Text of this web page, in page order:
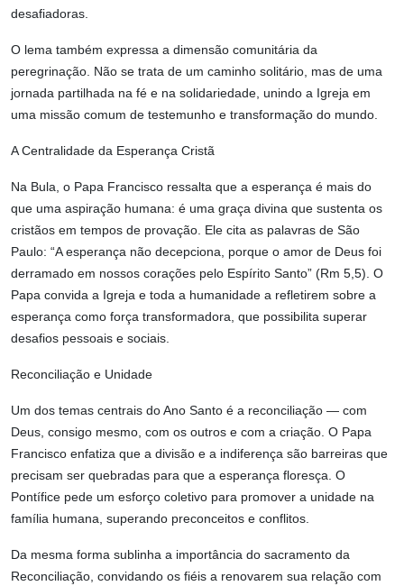
desafiadoras.
O lema também expressa a dimensão comunitária da
peregrinação. Não se trata de um caminho solitário, mas de uma
jornada partilhada na fé e na solidariedade, unindo a Igreja em
uma missão comum de testemunho e transformação do mundo.
A Centralidade da Esperança Cristã
Na Bula, o Papa Francisco ressalta que a esperança é mais do
que uma aspiração humana: é uma graça divina que sustenta os
cristãos em tempos de provação. Ele cita as palavras de São
Paulo: “A esperança não decepciona, porque o amor de Deus foi
derramado em nossos corações pelo Espírito Santo” (Rm 5,5). O
Papa convida a Igreja e toda a humanidade a refletirem sobre a
esperança como força transformadora, que possibilita superar
desafios pessoais e sociais.
Reconciliação e Unidade
Um dos temas centrais do Ano Santo é a reconciliação — com
Deus, consigo mesmo, com os outros e com a criação. O Papa
Francisco enfatiza que a divisão e a indiferença são barreiras que
precisam ser quebradas para que a esperança floresça. O
Pontífice pede um esforço coletivo para promover a unidade na
família humana, superando preconceitos e conflitos.
Da mesma forma sublinha a importância do sacramento da
Reconciliação, convidando os fiéis a renovarem sua relação com